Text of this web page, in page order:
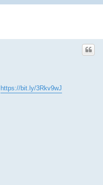
https://bit.ly/3Rkv9wJ